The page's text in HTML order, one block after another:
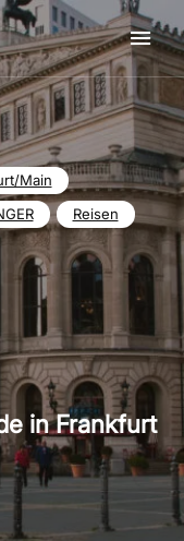
Main
Reisen
in Frankfurt